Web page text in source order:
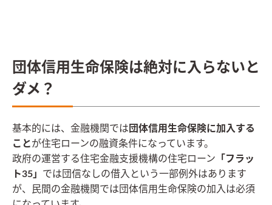
団体信用生命保険は絶対に入らないと
ダメ？
基本的には、金融機関では 団体信用生命保険に加入する
ことが住宅ローンの融資条件になっています。
政府の運営する住宅金融支援機構の住宅ローン 「フラッ
ト35」 では団信なしの借入という一部例外はあります
が、民間の金融機関では団体信用生命保険の加入は必須